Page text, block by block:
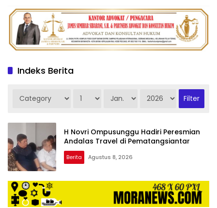
Indeks Berita
H Novri Ompusunggu Hadiri Peresmian
Andalas Travel di Pematangsiantar
Berita Agustus 8, 2026